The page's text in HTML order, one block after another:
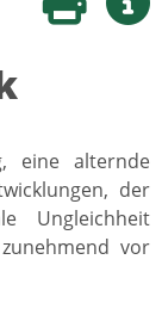
Seite
eine alternde
der
Ungleichheit
vor